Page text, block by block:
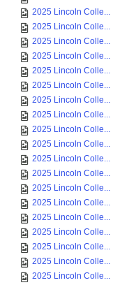
2025 Lincoln Colle...
2025 Lincoln Colle...
2025 Lincoln Colle...
2025 Lincoln Colle...
2025 Lincoln Colle...
2025 Lincoln Colle...
2025 Lincoln Colle...
2025 Lincoln Colle...
2025 Lincoln Colle...
2025 Lincoln Colle...
2025 Lincoln Colle...
2025 Lincoln Colle...
2025 Lincoln Colle...
2025 Lincoln Colle...
2025 Lincoln Colle...
2025 Lincoln Colle...
2025 Lincoln Colle...
2025 Lincoln Colle...
2025 Lincoln Colle...